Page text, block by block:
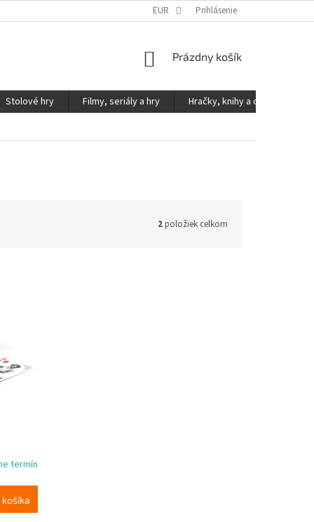
PODMIENKY OCHRANY OSOBNÝCH ÚDAJOV
EUR Prihlásenie
NÁKUPNÝ
Prázdny košík
Stolové hry Filmy, seriály a hry
Hračky, knihy a ostatné
2položiek celkom
termín
košíka